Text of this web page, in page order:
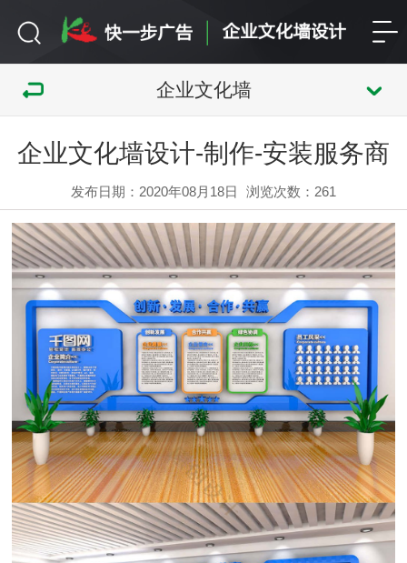
企业文化墙
企业文化墙设计-制作-安装服务商
发布日期：2020年08月18日 浏览次数： 261